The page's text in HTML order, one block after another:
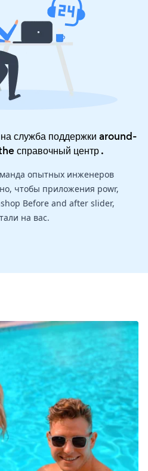
служба поддержки around-
справочный центр.
опытных инженеров
чтобы приложения powr,
Before and after slider,
на вас.